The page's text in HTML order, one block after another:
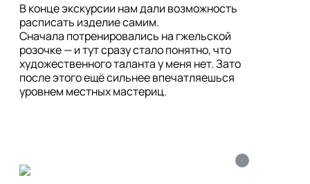
В конце экскурсии нам дали возможность
расписать изделие самим.
Сначала потренировались на гжельской
розочке — и тут сразу стало понятно, что
художественного таланта у меня нет. Зато
после этого ещё сильнее впечатляешься
уровнем местных мастериц.
i